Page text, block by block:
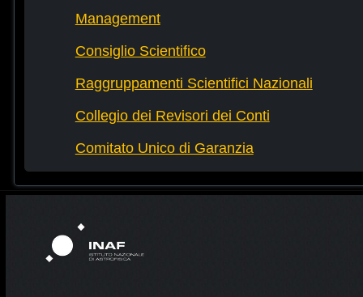
Management
Consiglio Scientifico
Raggruppamenti Scientifici Nazionali
Collegio dei Revisori dei Conti
Comitato Unico di Garanzia